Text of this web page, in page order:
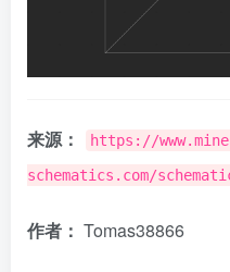
来源：
https://
schematics.com/
作者： Tomas38866